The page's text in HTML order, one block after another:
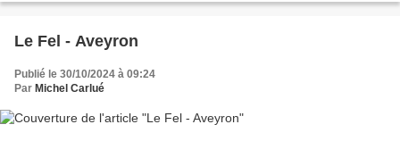
Le Fel - Aveyron
Publié le 30/10/2024 à 09:24
Par Michel Carlué